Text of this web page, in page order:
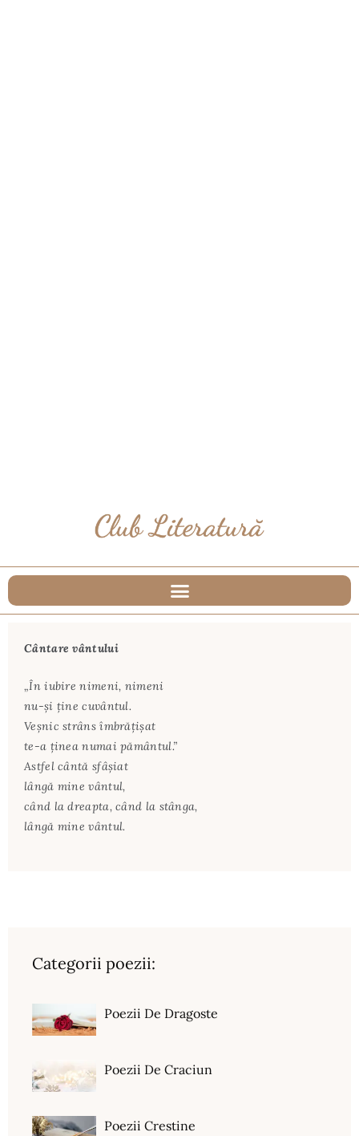
Cântare vântului
„În iubire nimeni, nimeni
nu-şi ţine cuvântul.
Veşnic strâns îmbrăţişat
te-a ţinea numai pământul.”
Astfel cântă sfâşiat
lângă mine vântul,
când la dreapta, când la stânga,
lângă mine vântul.
Categorii poezii:
Poezii De Dragoste
Poezii De Craciun
Poezii Crestine